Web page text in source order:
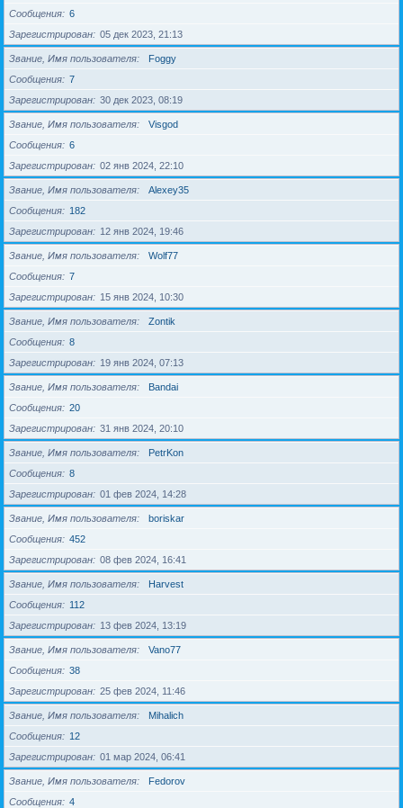
Сообщения
6
Зарегистрирован
05 дек 2023, 21:13
Звание, Имя пользователя
Foggy
Сообщения
7
Зарегистрирован
30 дек 2023, 08:19
Звание, Имя пользователя
Visgod
Сообщения
6
Зарегистрирован
02 янв 2024, 22:10
Звание, Имя пользователя
Alexey35
Сообщения
182
Зарегистрирован
12 янв 2024, 19:46
Звание, Имя пользователя
Wolf77
Сообщения
7
Зарегистрирован
15 янв 2024, 10:30
Звание, Имя пользователя
Zontik
Сообщения
8
Зарегистрирован
19 янв 2024, 07:13
Звание, Имя пользователя
Bandai
Сообщения
20
Зарегистрирован
31 янв 2024, 20:10
Звание, Имя пользователя
PetrKon
Сообщения
8
Зарегистрирован
01 фев 2024, 14:28
Звание, Имя пользователя
boriskar
Сообщения
452
Зарегистрирован
08 фев 2024, 16:41
Звание, Имя пользователя
Harvest
Сообщения
112
Зарегистрирован
13 фев 2024, 13:19
Звание, Имя пользователя
Vano77
Сообщения
38
Зарегистрирован
25 фев 2024, 11:46
Звание, Имя пользователя
Mihalich
Сообщения
12
Зарегистрирован
01 мар 2024, 06:41
Звание, Имя пользователя
Fedorov
Сообщения
4